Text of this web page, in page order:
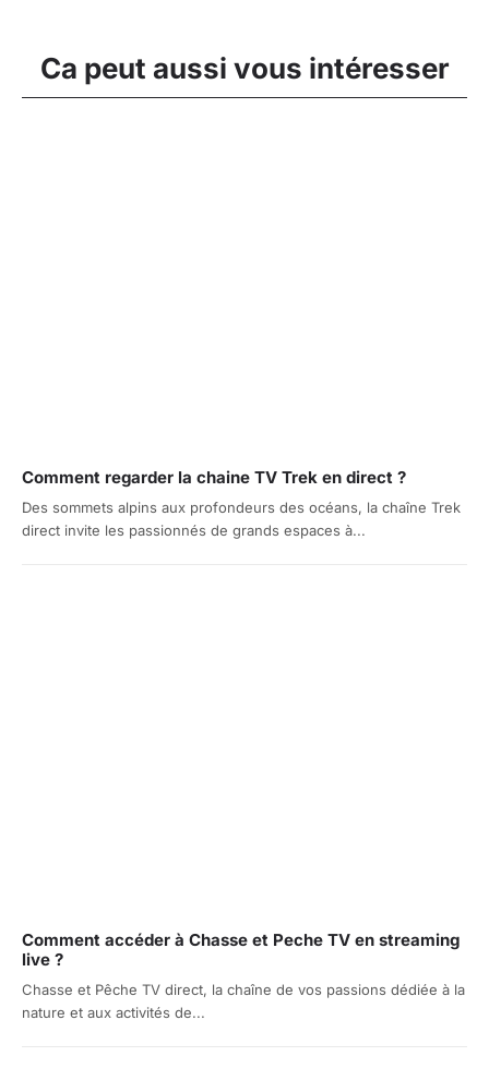
Ca peut aussi vous intéresser
Comment regarder la chaine TV Trek en direct ?
Des sommets alpins aux profondeurs des océans, la chaîne Trek
direct invite les passionnés de grands espaces à...
Comment accéder à Chasse et Peche TV en streaming
live ?
Chasse et Pêche TV direct, la chaîne de vos passions dédiée à la
nature et aux activités de...